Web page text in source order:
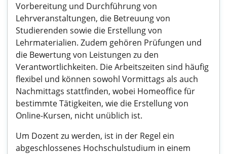
Vorbereitung und Durchführung von
Lehrveranstaltungen, die Betreuung von
Studierenden sowie die Erstellung von
Lehrmaterialien. Zudem gehören Prüfungen und
die Bewertung von Leistungen zu den
Verantwortlichkeiten. Die Arbeitszeiten sind häufig
flexibel und können sowohl Vormittags als auch
Nachmittags stattfinden, wobei Homeoffice für
bestimmte Tätigkeiten, wie die Erstellung von
Online-Kursen, nicht unüblich ist.
Um Dozent zu werden, ist in der Regel ein
abgeschlossenes Hochschulstudium in einem